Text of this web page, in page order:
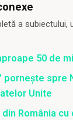
a
50 de
pornește spre
Unite
România